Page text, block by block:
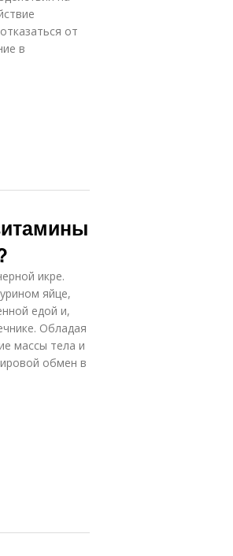
от
в
икре.
яйце,
едой и,
Обладая
массы тела и
обмен в